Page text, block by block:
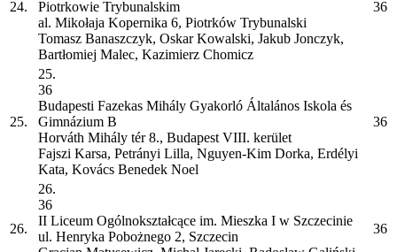
24.
Piotrkowie Trybunalskim
al. Mikołaja Kopernika 6, Piotrków Trybunalski
Tomasz Banaszczyk, Oskar Kowalski, Jakub Jonczyk,
Bartłomiej Malec, Kazimierz Chomicz
36
25.
25.
36
Budapesti Fazekas Mihály Gyakorló Általános Iskola és
Gimnázium B
Horváth Mihály tér 8., Budapest VIII. kerület
Fajszi Karsa, Petrányi Lilla, Nguyen-Kim Dorka, Erdélyi
Kata, Kovács Benedek Noel
36
26.
26.
36
II Liceum Ogólnokształcące im. Mieszka I w Szczecinie
ul. Henryka Pobożnego 2, Szczecin
36